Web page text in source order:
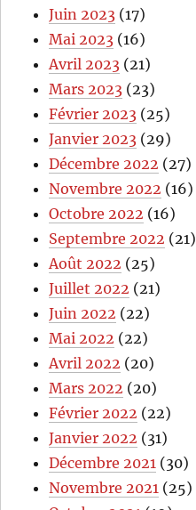
Juin 2023 (17)
Mai 2023 (16)
Avril 2023 (21)
Mars 2023 (23)
Février 2023 (25)
Janvier 2023 (29)
Décembre 2022 (27)
Novembre 2022 (16)
Octobre 2022 (16)
Septembre 2022 (21)
Août 2022 (25)
Juillet 2022 (21)
Juin 2022 (22)
Mai 2022 (22)
Avril 2022 (20)
Mars 2022 (20)
Février 2022 (22)
Janvier 2022 (31)
Décembre 2021 (30)
Novembre 2021 (25)